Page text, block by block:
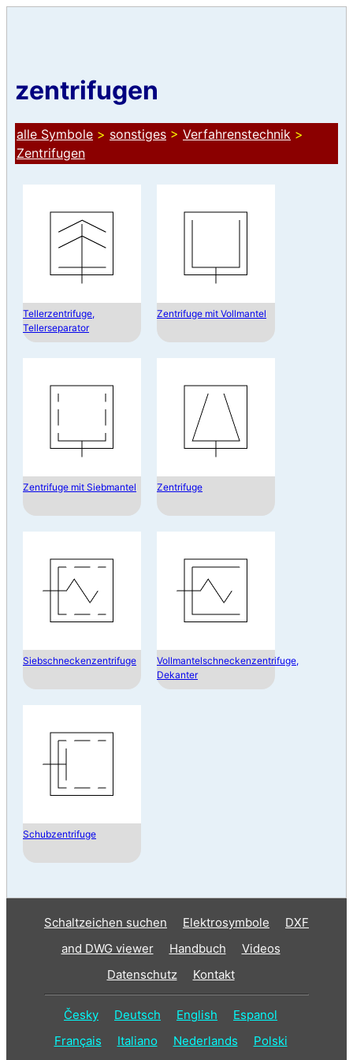
zentrifugen
alle Symbole > sonstiges > Verfahrenstechnik >
Zentrifugen
Tellerzentrifuge,
Tellerseparator
Zentrifuge mit Vollmantel
Zentrifuge mit Siebmantel Zentrifuge
Siebschneckenzentrifuge
Vollmantelschneckenzentrifuge,
Dekanter
Schubzentrifuge
Schaltzeichen suchen Elektrosymbole
DXF
and DWG viewer
Handbuch
Videos
Datenschutz
Kontakt
Česky Deutsch English
Espanol
Français
Italiano Nederlands
Polski